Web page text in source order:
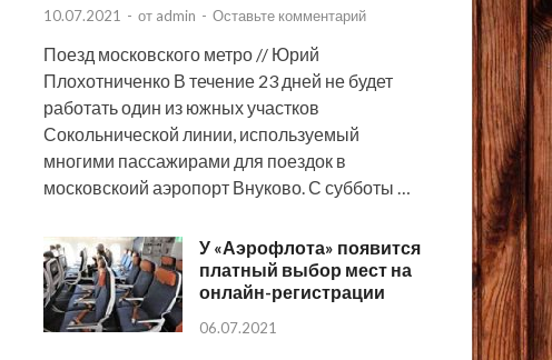
10.07.2021 - от admin - Оставьте комментарий
Поезд московского метро // Юрий
Плохотниченко В течение 23 дней не будет
работать один из южных участков
Сокольнической линии, используемый
многими пассажирами для поездок в
московскоий аэропорт Внуково. С субботы …
У «Аэрофлота» появится
платный выбор мест на
онлайн-регистрации
06.07.2021